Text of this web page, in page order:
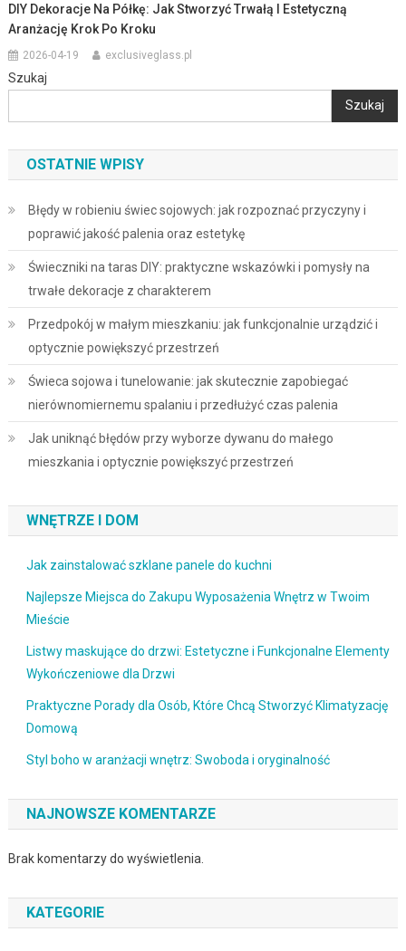
DIY Dekoracje Na Półkę: Jak Stworzyć Trwałą I Estetyczną
Aranżację Krok Po Kroku
2026-04-19 exclusiveglass.pl
Szukaj
Szukaj
OSTATNIE WPISY
Błędy w robieniu świec sojowych: jak rozpoznać przyczyny i
poprawić jakość palenia oraz estetykę
Świeczniki na taras DIY: praktyczne wskazówki i pomysły na
trwałe dekoracje z charakterem
Przedpokój w małym mieszkaniu: jak funkcjonalnie urządzić i
optycznie powiększyć przestrzeń
Świeca sojowa i tunelowanie: jak skutecznie zapobiegać
nierównomiernemu spalaniu i przedłużyć czas palenia
Jak uniknąć błędów przy wyborze dywanu do małego
mieszkania i optycznie powiększyć przestrzeń
WNĘTRZE I DOM
Jak zainstalować szklane panele do kuchni
Najlepsze Miejsca do Zakupu Wyposażenia Wnętrz w Twoim
Mieście
Listwy maskujące do drzwi: Estetyczne i Funkcjonalne Elementy
Wykończeniowe dla Drzwi
Praktyczne Porady dla Osób, Które Chcą Stworzyć Klimatyzację
Domową
Styl boho w aranżacji wnętrz: Swoboda i oryginalność
NAJNOWSZE KOMENTARZE
Brak komentarzy do wyświetlenia.
KATEGORIE